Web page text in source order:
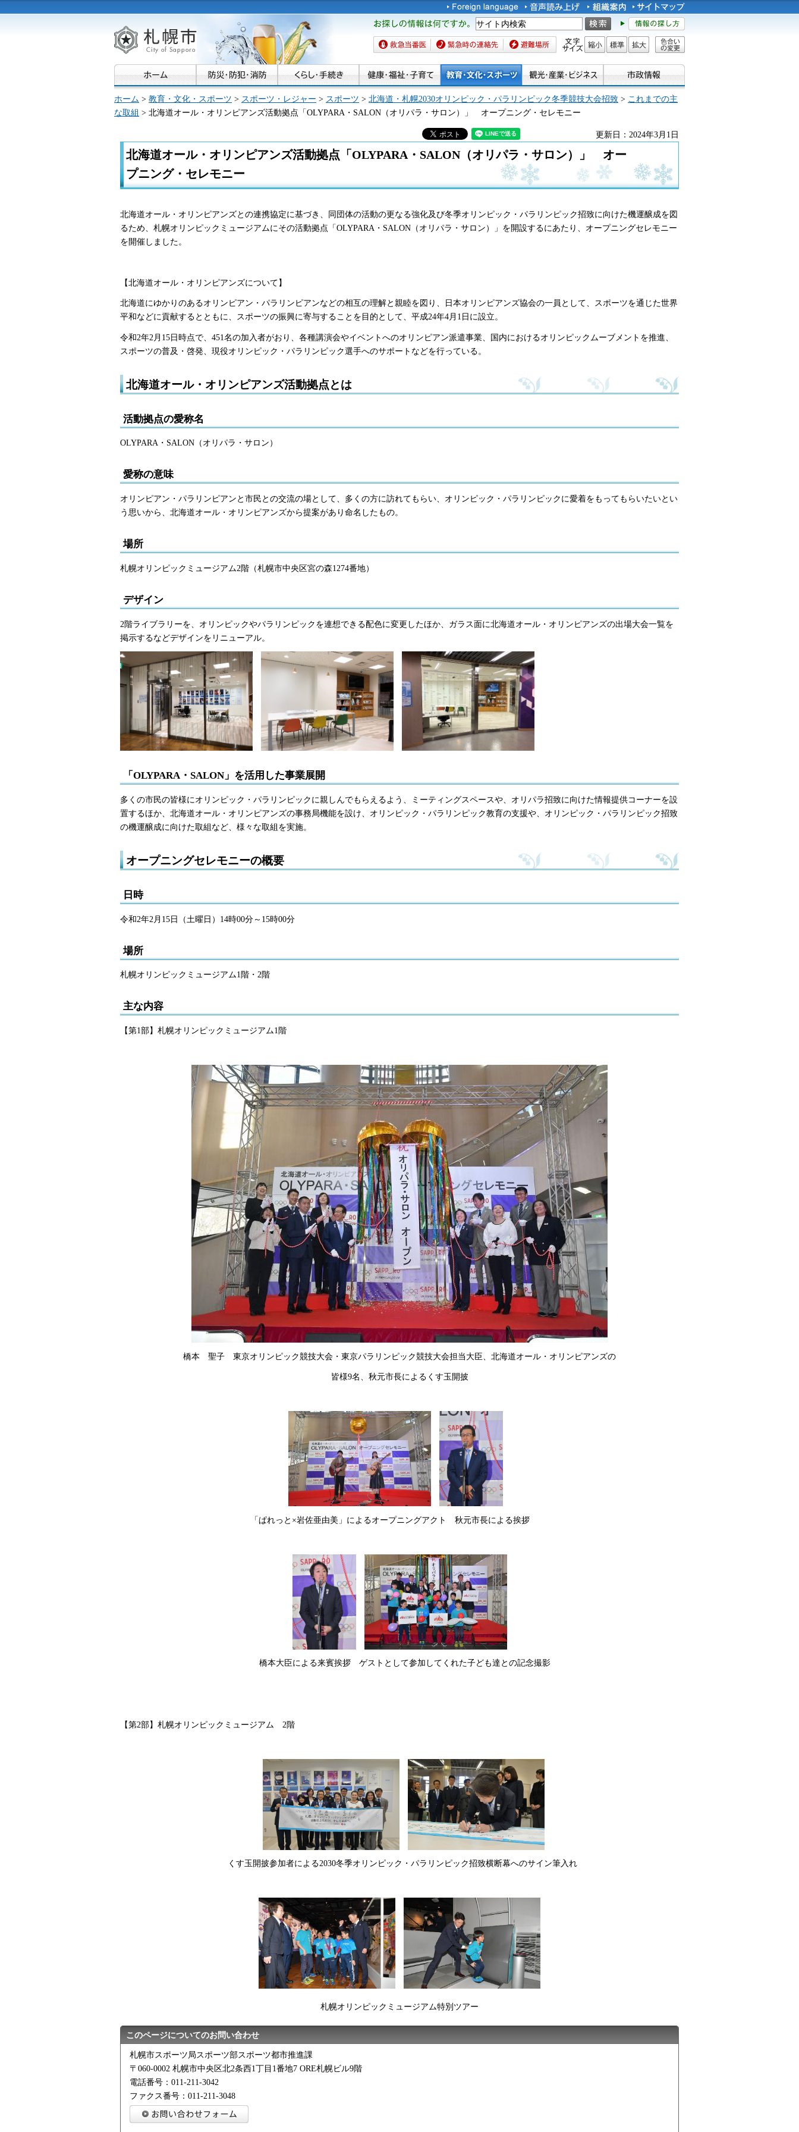
札幌市
お探しの情報は何です
か。
救急当番医 緊急時の連絡先 避難場所 文字サイズ
縮小 標準 拡大
色合い
ホーム > 教育・文化・スポーツ > スポーツ・レジャー > スポーツ > 北海道・札幌2030オリンピック・パラリンピック冬季競技大会招致 > これまでの主
な取組 > 北海道オール・オリンピアンズ活動拠点「OLYPARA・SALON（オリパラ・サロン）」 オープニング・セレモニー
更新日：2024年3月1日
北海道オール・オリンピアンズ活動拠点「OLYPARA・SALON（オリパラ・サロン）」 オー
プニング・セレモニー
北海道オール・オリンピアンズとの連携協定に基づき、同団体の活動の更なる強化及び冬季オリンピック・パラリンピック招致に向けた機運醸成を図
るため、札幌オリンピックミュージアムにその活動拠点「OLYPARA・SALON（オリパラ・サロン）」を開設するにあたり、オープニングセレモニー
を開催しました。
【北海道オール・オリンピアンズについて】
北海道にゆかりのあるオリンピアン・パラリンピアンなどの相互の理解と親睦を図り、日本オリンピアンズ協会の一員として、スポーツを通じた世界
平和などに貢献するとともに、スポーツの振興に寄与することを目的として、平成24年4月1日に設立。
令和2年2月15日時点で、451名の加入者がおり、各種講演会やイベントへのオリンピアン派遣事業、国内におけるオリンピックムーブメントを推進、
スポーツの普及・啓発、現役オリンピック・パラリンピック選手へのサポートなどを行っている。
北海道オール・オリンピアンズ活動拠点とは
活動拠点の愛称名
OLYPARA・SALON（オリパラ・サロン）
愛称の意味
オリンピアン・パラリンピアンと市民との交流の場として、多くの方に訪れてもらい、オリンピック・パラリンピックに愛着をもってもらいたいとい
う思いから、北海道オール・オリンピアンズから提案があり命名したもの。
場所
札幌オリンピックミュージアム2階（札幌市中央区宮の森1274番地）
デザイン
2階ライブラリーを、オリンピックやパラリンピックを連想できる配色に変更したほか、ガラス面に北海道オール・オリンピアンズの出場大会一覧を
掲示するなどデザインをリニューアル。
「OLYPARA・SALON」を活用した事業展開
多くの市民の皆様にオリンピック・パラリンピックに親しんでもらえるよう、ミーティングスペースや、オリパラ招致に向けた情報提供コーナーを設
置するほか、北海道オール・オリンピアンズの事務局機能を設け、オリンピック・パラリンピック教育の支援や、オリンピック・パラリンピック招致
の機運醸成に向けた取組など、様々な取組を実施。
オープニングセレモニーの概要
日時
令和2年2月15日（土曜日）14時00分～15時00分
場所
札幌オリンピックミュージアム1階・2階
主な内容
【第1部】札幌オリンピックミュージアム1階
橋本 聖子 東京オリンピック競技大会・東京パラリンピック競技大会担当大臣、北海道オール・オリンピアンズの
皆様9名、秋元市長によるくす玉開披
「ぱれっと×岩佐亜由美」によるオープニングアクト 秋元市長による挨拶
橋本大臣による来賓挨拶 ゲストとして参加してくれた子ども達との記念撮影
【第2部】札幌オリンピックミュージアム 2階
くす玉開披参加者による2030冬季オリンピック・パラリンピック招致横断幕へのサイン筆入れ
札幌オリンピックミュージアム特別ツアー
このページについてのお問い合わせ
札幌市スポーツ局スポーツ部スポーツ都市推進課
〒060-0002 札幌市中央区北2条西1丁目1番地7 ORE札幌ビル9階
電話番号：011-211-3042
ファクス番号：011-211-3048